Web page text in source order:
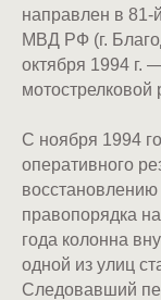
направлен в 81-
МВД РФ (г.
октября 1994 г.
мотострелковой
С ноября 1994
оперативного
восстановлению
правопорядка
года колонна
одной из улиц
Следовавший